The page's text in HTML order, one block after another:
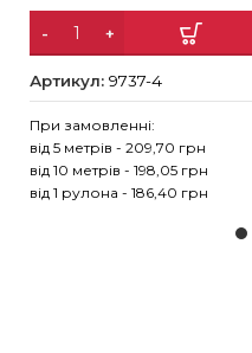
Артикул:9737-4
При замовленні:
від 5 метрів - 209,70 грн
від 10 метрів - 198,05 грн
від 1 рулона - 186,40 грн